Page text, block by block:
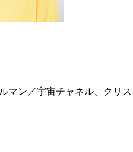
マン／宇宙チャネル、クリ